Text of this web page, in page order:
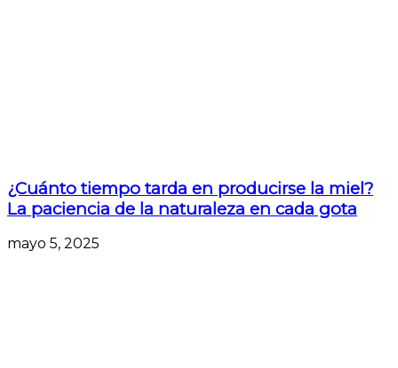
¿Cuánto tiempo tarda en producirse la miel?
La paciencia de la naturaleza en cada gota
mayo 5, 2025